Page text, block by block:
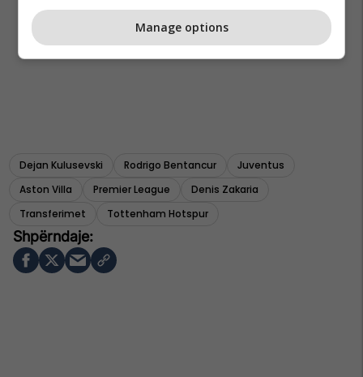
Dejan Kulusevski Rodrigo Bentancur
Juventus
Aston Villa
Premier League
Denis Zakaria
Transferimet
Tottenham Hotspur
Manage options